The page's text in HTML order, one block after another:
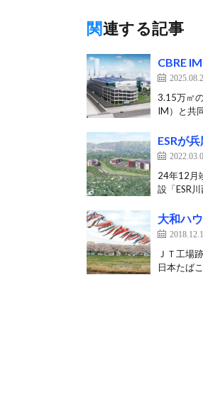
関連する記事
CBRE
3.15万㎡
IM）と共
ESRが
24年12月
設「ESR
大和ハ
ＪＴ工場
日本たば